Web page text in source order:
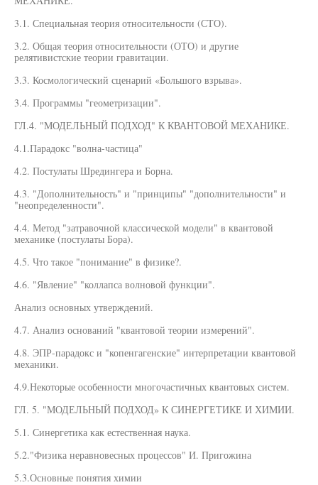
3.1. Специальная теория относительности (СТО).
3.2. Общая теория относительности (ОТО) и другие
релятивистские теории гравитации.
3.3. Космологический сценарий «Большого взрыва».
3.4. Программы "геометризации".
ГЛ.4. "МОДЕЛЬНЫЙ ПОДХОД" К КВАНТОВОЙ МЕХАНИКЕ.
4.1.Парадокс "волна-частица"
4.2. Постулаты Шредингера и Борна.
4.3. "Дополнительность" и "принципы" "дополнительности" и
"неопределенности".
4.4. Метод "затравочной классической модели" в квантовой
механике (постулаты Бора).
4.5. Что такое "понимание" в физике?.
4.6. "Явление" "коллапса волновой функции".
Анализ основных утверждений.
4.7. Анализ оснований "квантовой теории измерений".
4.8. ЭПР-парадокс и "копенгагенские" интерпретации квантовой
механики.
4.9.Некоторые особенности многочастичных квантовых систем.
ГЛ. 5. "МОДЕЛЬНЫЙ ПОДХОД» К СИНЕРГЕТИКЕ И ХИМИИ.
5.1. Синергетика как естественная наука.
5.2."Физика неравновесных процессов" И. Пригожина
5.3.Основные понятия химии